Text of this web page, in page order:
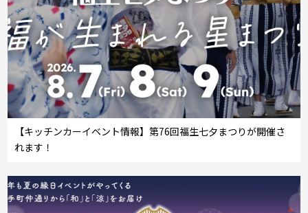
【キッチンカーイベント情報】第76回福生七夕まつりが開催さ
れます！